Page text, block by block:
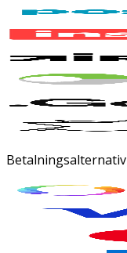
Betalningsalternativ